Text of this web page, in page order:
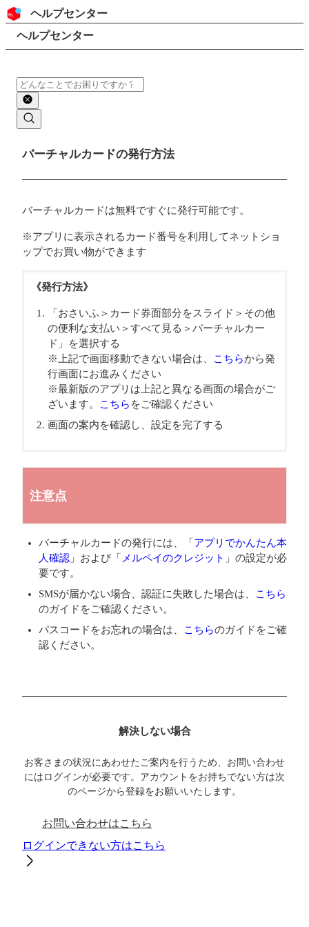
コンテンツにスキップ
ヘッダー
ヘルプセンター
検索
パンくずリスト
ヘルプセンター
検索
メインコンテンツ
バーチャルカードの発行方法
バーチャルカードは無料ですぐに発行可能です。
※アプリに表示されるカード番号を利用してネットショ
ップでお買い物ができます
《発行方法》
「おさいふ＞カード券面部分をスライド＞その他
の便利な支払い＞すべて見る＞バーチャルカー
ド」を選択する
※上記で画面移動できない場合は、
こちらから発
行画面にお進みください
※最新版のアプリは上記と異なる画面の場合がご
ざいます。
こちら をご確認ください
画面の案内を確認し、設定を完了する
注意点
バーチャルカードの発行には、「 アプリでかんたん本
人確認 」および「 メルペイのクレジット 」の設定が必
要です。
SMSが届かない場合、認証に失敗した場合は、
こちら
のガイドをご確認ください。
パスコードをお忘れの場合は、
こちらのガイドをご確
認ください。
解決しない場合
お客さまの状況にあわせたご案内を行うため、お問い合わせ
にはログインが必要です。アカウントをお持ちでない方は次
のページから登録をお願いいたします。
お問い合わせはこちら
ログインできない方はこちら